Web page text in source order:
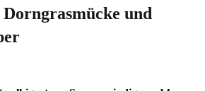
und